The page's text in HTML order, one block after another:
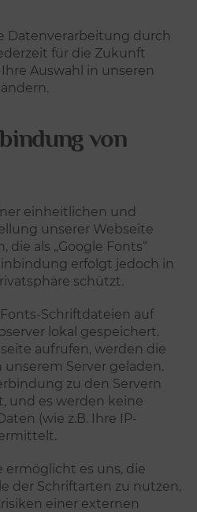
Datenverarbeitung durch
für die Zukunft
Auswahl in unseren
von
einheitlichen und
unserer Webseite
als „Google Fonts“
erfolgt jedoch in
schützt.
Schriftdateien auf
lokal gespeichert.
aufrufen, werden die
Server geladen.
zu den Servern
und es werden keine
(wie z.B. Ihre IP-
ermöglicht es uns, die
der Schriftarten zu nutzen,
einer externen